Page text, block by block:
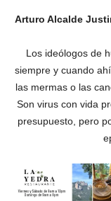
Arturo Alcalde
Los ideólogos de
siempre y cuando
las mermas o las
Son virus con vida
presupuesto, pero